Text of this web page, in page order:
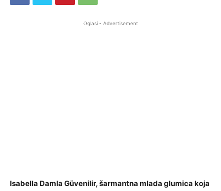
Oglasi - Advertisement
Isabella Damla Güvenilir, šarmantna mlada glumica koja